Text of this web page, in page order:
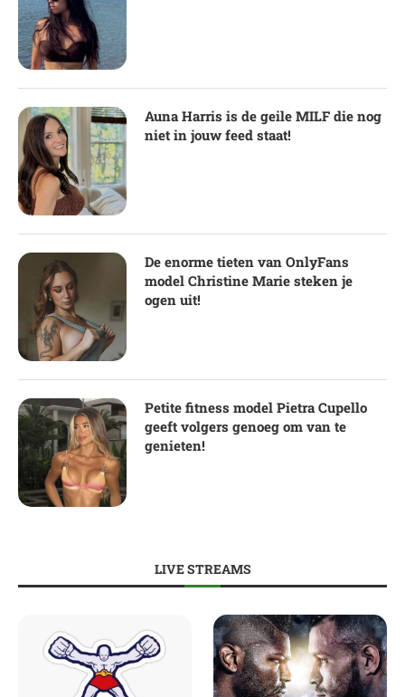
Auna Harris is de geile MILF die nog
niet in jouw feed staat!
De enorme tieten van OnlyFans
model Christine Marie steken je
ogen uit!
Petite fitness model Pietra Cupello
geeft volgers genoeg om van te
genieten!
LIVE STREAMS